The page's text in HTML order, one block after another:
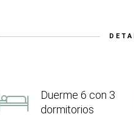
Duerme 6 con 3
dormitorios